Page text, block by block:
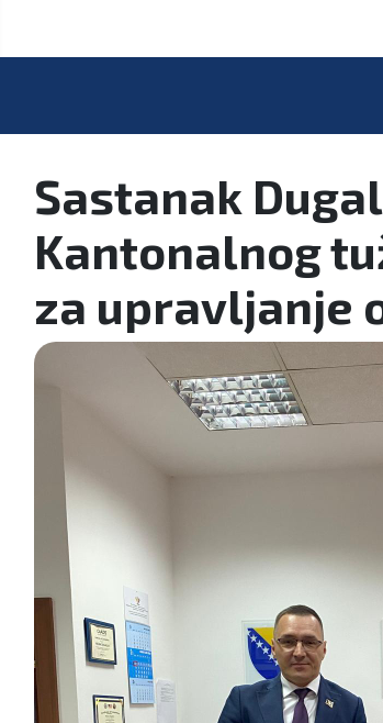
Sastanak
Kantonalnog
za upravljanje